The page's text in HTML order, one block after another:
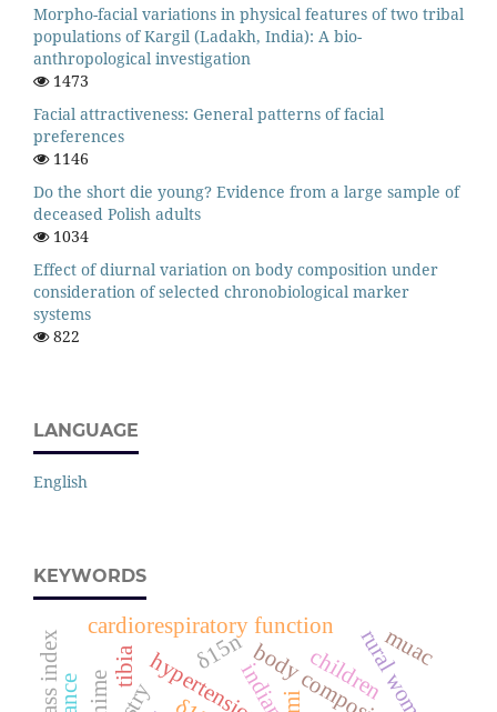
Morpho-facial variations in physical features of two tribal
populations of Kargil (Ladakh, India): A bio-
anthropological investigation
1473
Facial attractiveness: General patterns of facial
preferences
1146
Do the short die young? Evidence from a large sample of
deceased Polish adults
1034
Effect of diurnal variation on body composition under
consideration of selected chronobiological marker
systems
822
LANGUAGE
English
KEYWORDS
hypertension rural women
cardiorespiratory function
indian
δ15n
tibia childrenmuac
anime